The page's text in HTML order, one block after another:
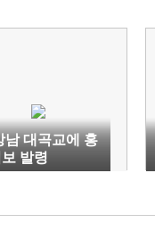
남 대곡교에 홍
발령